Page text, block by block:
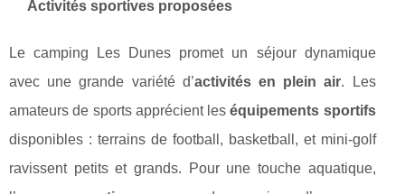
Activités sportives proposées
Le camping Les Dunes promet un séjour dynamique
avec une grande variété d’activités en plein air. Les
amateurs de sports apprécient leséquipements sportifs
disponibles : terrains de football, basketball, et mini-golf
ravissent petits et grands. Pour une touche aquatique,